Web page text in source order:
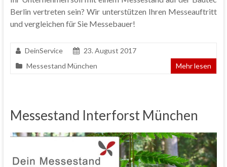
Berlin vertreten sein? Wir unterstützen Ihren Messeauftritt
und vergleichen für Sie Messebauer!
DeinService
23. August 2017
Messestand München
Mehr lesen
Messestand Interforst München